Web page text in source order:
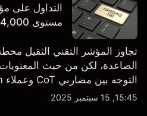
مستوى 24,000
تجاوز المؤشر التقني الثقيل
الصاعدة، لكن من حيث
التوجه بين مضاربي CoT وعملاء Capital.com.
15:45, 15 سبتمبر 2025